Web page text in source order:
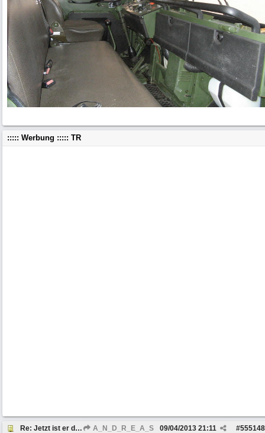
::::: Werbung ::::: TR
Re: Jetzt ist er da, der Neue A_N_D_R_E_A_S #555148
09/04/2013 21:11